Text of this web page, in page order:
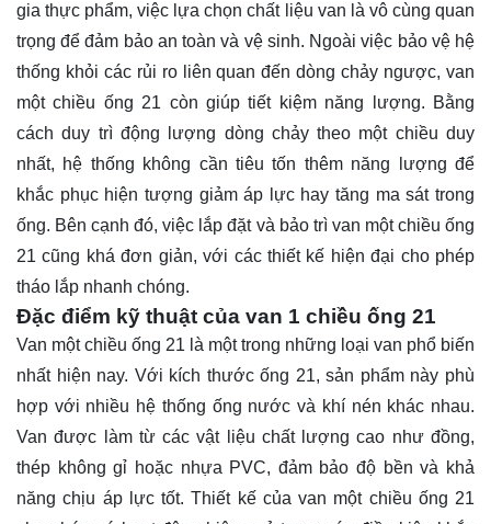
gia thực phẩm, việc lựa chọn chất liệu van là vô cùng quan
trọng để đảm bảo an toàn và vệ sinh. Ngoài việc bảo vệ hệ
thống khỏi các rủi ro liên quan đến dòng chảy ngược, van
một chiều ống 21 còn giúp tiết kiệm năng lượng. Bằng
cách duy trì động lượng dòng chảy theo một chiều duy
nhất, hệ thống không cần tiêu tốn thêm năng lượng để
khắc phục hiện tượng giảm áp lực hay tăng ma sát trong
ống. Bên cạnh đó, việc lắp đặt và bảo trì van một chiều ống
21 cũng khá đơn giản, với các thiết kế hiện đại cho phép
tháo lắp nhanh chóng.
Đặc điểm kỹ thuật của van 1 chiều ống 21
Van một chiều ống 21 là một trong những loại van phổ biến
nhất hiện nay. Với kích thước ống 21, sản phẩm này phù
hợp với nhiều hệ thống ống nước và khí nén khác nhau.
Van được làm từ các vật liệu chất lượng cao như đồng,
thép không gỉ hoặc nhựa PVC, đảm bảo độ bền và khả
năng chịu áp lực tốt. Thiết kế của van một chiều ống 21